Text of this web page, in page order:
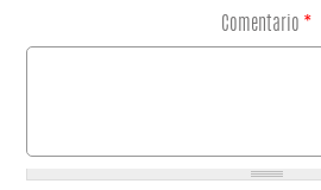
Comentario *